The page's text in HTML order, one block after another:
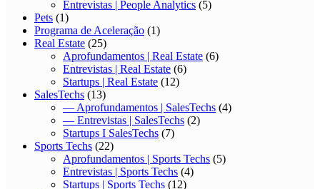
Entrevistas | People Analytics (5)
Pets (1)
Programa de Aceleração (1)
Real Estate (25)
Aprofundamentos | Real Estate (6)
Entrevistas | Real Estate (6)
Startups | Real Estate (12)
SalesTechs (13)
— Aprofundamentos | SalesTechs (4)
— Entrevistas | SalesTechs (2)
Startups I SalesTechs (7)
Sports Techs (22)
Aprofundamentos | Sports Techs (5)
Entrevistas | Sports Techs (4)
Startups | Sports Techs (12)